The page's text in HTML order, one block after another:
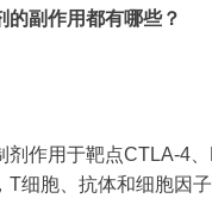
的副作用都有哪些？
剂作用于靶点CTLA-4
T细胞、抗体和细胞因